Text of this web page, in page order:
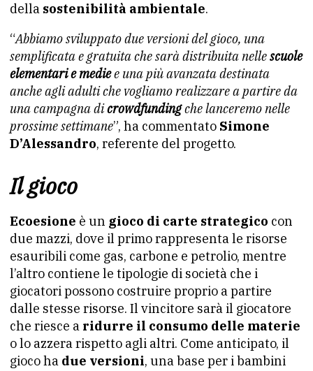
della sostenibilità ambientale.
“Abbiamo sviluppato due versioni del gioco, una
semplificata e gratuita che sarà distribuita nellescuole
elementari e mediee una più avanzata destinata
anche agli adulti che vogliamo realizzare a partire da
una campagna dicrowdfundingche lanceremo nelle
prossime settimane”, ha commentato Simone
D’Alessandro, referente del progetto.
Il gioco
Ecoesione è un gioco di carte strategico con
due mazzi, dove il primo rappresenta le risorse
esauribili come gas, carbone e petrolio, mentre
l’altro contiene le tipologie di società che i
giocatori possono costruire proprio a partire
dalle stesse risorse. Il vincitore sarà il giocatore
che riesce a ridurre il consumo delle materie
o lo azzera rispetto agli altri. Come anticipato, il
gioco ha due versioni, una base per i bambini